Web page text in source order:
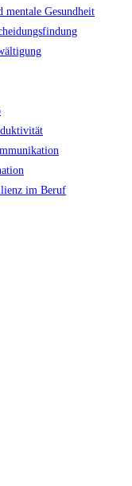
mentale Gesundheit
im Beruf